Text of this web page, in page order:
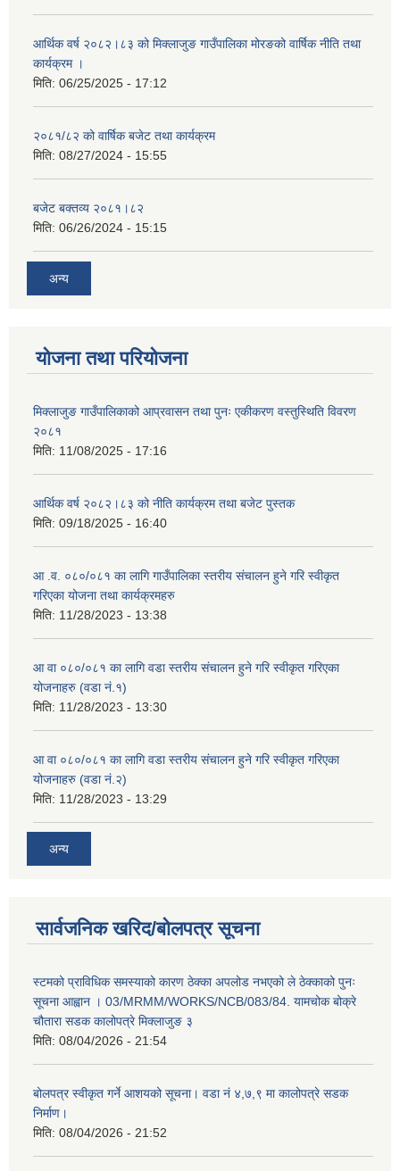
आर्थिक वर्ष २०८२।८३ को मिक्लाजुङ गाउँपालिका मोरङको वार्षिक नीति तथा
कार्यक्रम ।
मिति: 06/25/2025 - 17:12
२०८१/८२ को वार्षिक बजेट तथा कार्यक्रम
मिति: 08/27/2024 - 15:55
बजेट बक्तव्य २०८१।८२
मिति: 06/26/2024 - 15:15
अन्य
योजना तथा परियोजना
मिक्लाजुङ गाउँपालिकाको आप्रवासन तथा पुनः एकीकरण वस्तुस्थिति विवरण
२०८१
मिति: 11/08/2025 - 17:16
आर्थिक वर्ष २०८२।८३ को नीति कार्यक्रम तथा बजेट पुस्तक
मिति: 09/18/2025 - 16:40
आ .व. ०८०/०८१ का लागि गाउँपालिका स्तरीय संचालन हुने गरि स्वीकृत
गरिएका योजना तथा कार्यक्रमहरु
मिति: 11/28/2023 - 13:38
आ वा ०८०/०८१ का लागि वडा स्तरीय संचालन हुने गरि स्वीकृत गरिएका
योजनाहरु (वडा नं.१)
मिति: 11/28/2023 - 13:30
आ वा ०८०/०८१ का लागि वडा स्तरीय संचालन हुने गरि स्वीकृत गरिएका
योजनाहरु (वडा नं.२)
मिति: 11/28/2023 - 13:29
अन्य
सार्वजनिक खरिद/बोलपत्र सूचना
स्टमको प्राविधिक समस्याको कारण ठेक्का अपलोड नभएको ले ठेक्काको पुनः
सूचना आह्वान । 03/MRMM/WORKS/NCB/083/84. यामचोक बोक्रे
चौतारा सडक कालोपत्रे मिक्लाजुङ ३
मिति: 08/04/2026 - 21:54
बोलपत्र स्वीकृत गर्ने आशयको सूचना। वडा नं ४,७,९ मा कालोपत्रे सडक
निर्माण।
मिति: 08/04/2026 - 21:52